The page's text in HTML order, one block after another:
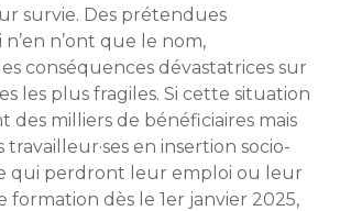
survie. Des prétendues
n’ont que le nom,
conséquences dévastatrices sur
les plus fragiles. Si cette situation
des milliers de bénéficiaires mais
en insertion socio-
qui perdront leur emploi ou leur
dès le 1er janvier 2025,